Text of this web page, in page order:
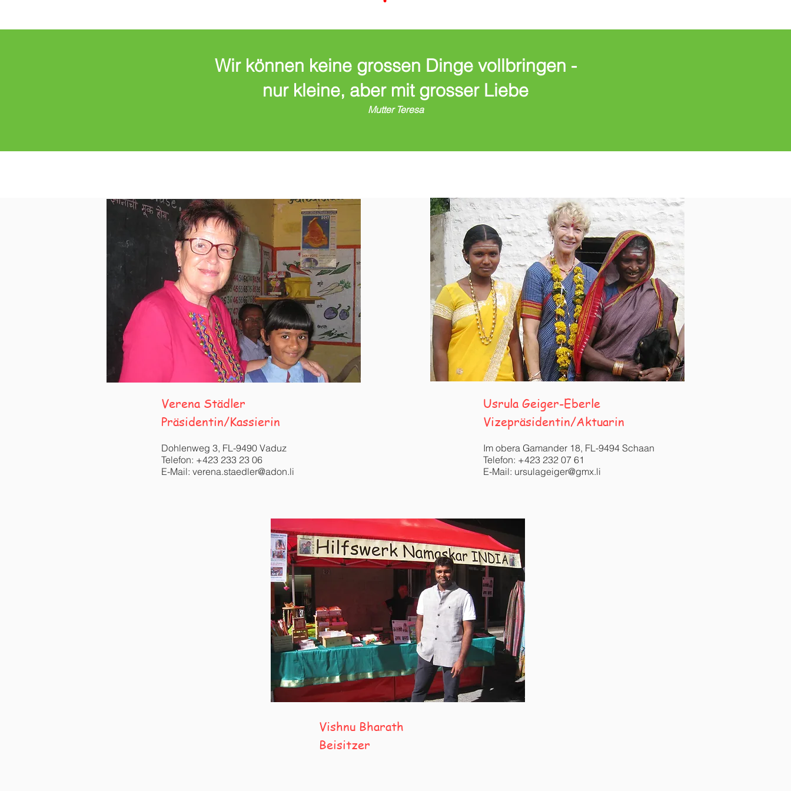
Wir können keine grossen Dinge vollbringen -
nur kleine, aber mit grosser Liebe
Mutter Teresa
Verena Städler
Präsidentin/Kassierin
Dohlenweg 3, FL-9490 Vaduz
Telefon: +423 233 23 06
E-Mail: verena.staedler@adon.li
Usrula Geiger-Eberle
Vizepräsidentin/Aktuarin
Im obera Gamander 18, FL-9494 Schaan
Telefon: +423 232 07 61
E-Mail: ursulageiger@gmx.li
Vishnu Bharath
Beisitzer